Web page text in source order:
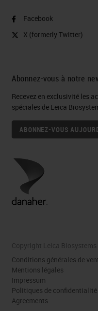
Facebook
X (formerly Twitter)
Abonnez-vous à notre
Recevez en exclusivité les
spéciales de Leica
ABONNEZ-VOUS
Copyright Leica
Conditions générales de
Mentions légales
Impressum
Politiques de confidentialité
Agreements